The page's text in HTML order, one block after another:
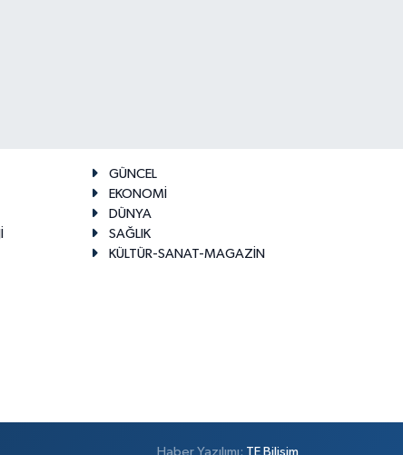
GÜNCEL
EKONOMİ
DÜNYA
SAĞLIK
KÜLTÜR-SANAT-MAGAZİN
Haber Yazılımı: TE Bilişim